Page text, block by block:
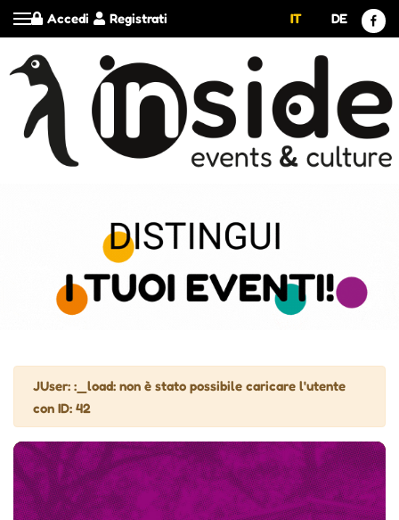
Registrati
Accedi IT DE
Attenzione
JUser: :_load: non è stato possibile caricare l'utente
con ID: 42